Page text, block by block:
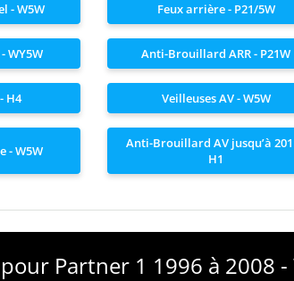
- W5W Feux arrière - P21/5W
WY5W Anti-Brouillard ARR - P21W
H4 Veilleuses AV - W5W
- W5W
Anti-Brouillard AV jusqu’à
H1
Partner 1 1996 à 2008 -